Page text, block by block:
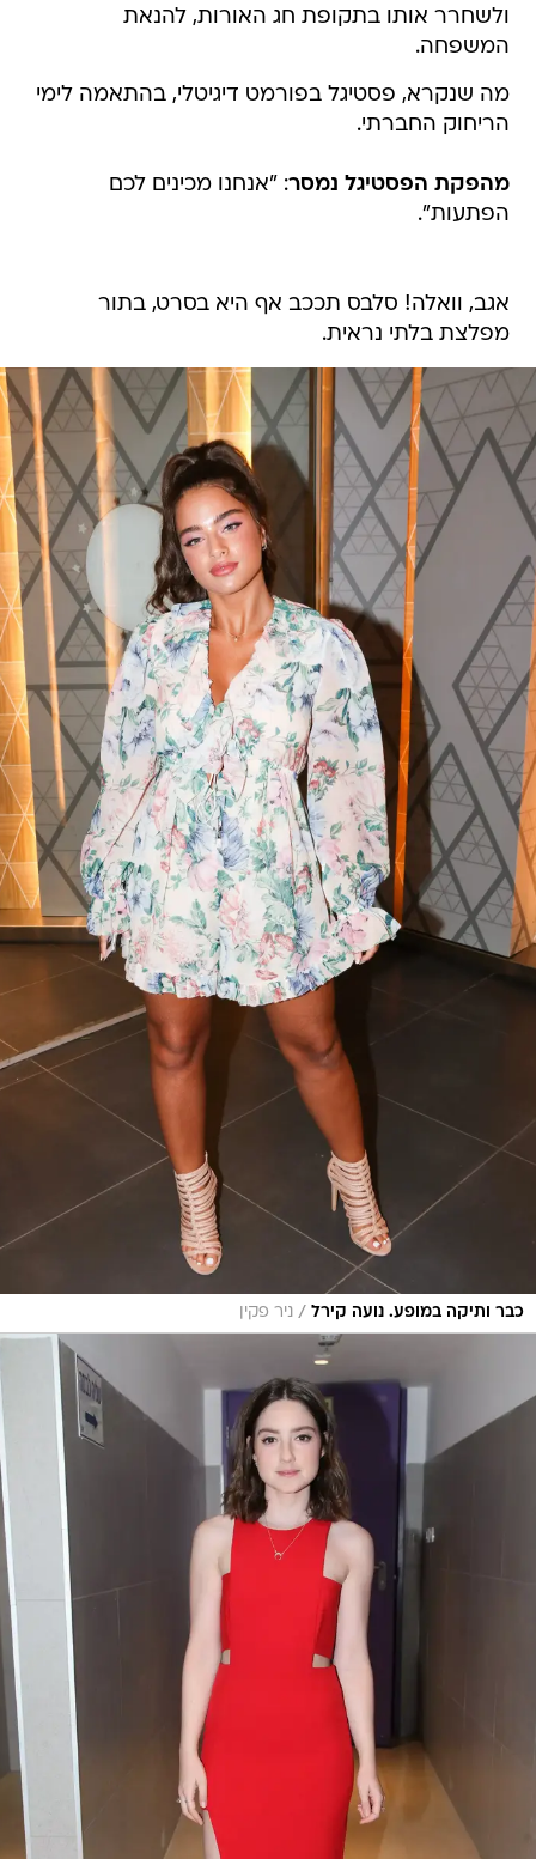
ולשחרר אותו בתקופת חג האורות, להנאת
המשפחה.
מה שנקרא, פסטיגל בפורמט דיגיטלי, בהתאמה לימי
הריחוק החברתי.
מהפקת הפסטיגל נמסר: "אנחנו מכינים לכם
הפתעות".
אגב, וואלה! סלבס תככב אף היא בסרט, בתור
מפלצת בלתי נראית.
כבר ותיקה במופע. נועה קירל / ניר פקין